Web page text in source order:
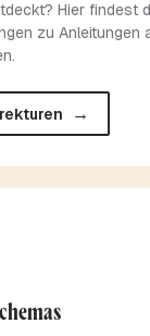
Hier findest
zu Anleitungen
→